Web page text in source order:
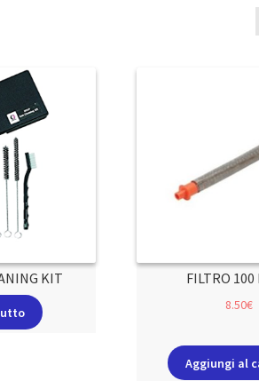
KIT FILTRO 100
8.50€
Aggiungi al